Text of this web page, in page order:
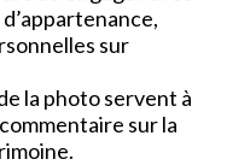
sur
la photo servent à
sur la